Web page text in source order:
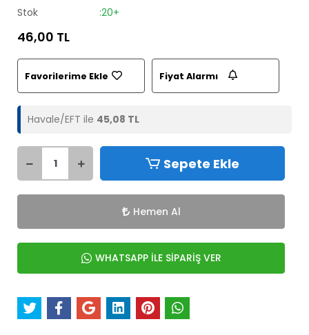
Stok
:20+
46,00 TL
Favorilerime Ekle Fiyat Alarmı
Havale/EFT ile 45,08 TL
Sepete Ekle
Hemen Al
WHATSAPP İLE SİPARİŞ VER